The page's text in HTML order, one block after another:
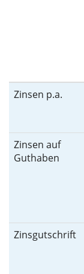
Zinsen p.a.
Zinsen auf
Guthaben
Zinsgutschrift